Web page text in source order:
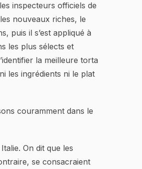
inspecteurs officiels de
nouveaux riches, le
puis il s’est appliqué à
les plus sélects et
la meilleure torta
les ingrédients ni le plat
couramment dans le
On dit que les
se consacraient